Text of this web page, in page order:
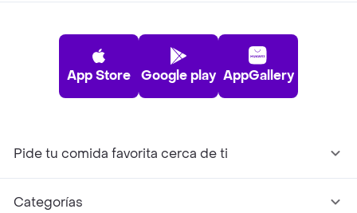
App Store Google play AppGallery
Pide tu comida favorita cerca de ti
Categorías